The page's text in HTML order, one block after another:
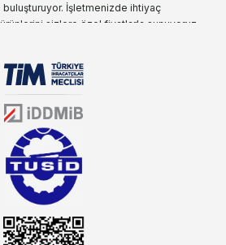
buluşturuyor. İşletmenizde ihtiyaç
sizlere özel fiyatlarla sunuyoruz.
deyince akla gelen ilk adreslerden
da faliyet gösteren mutbex.com,
Öztiryakiler ürünleri üzerinde büyük bir
müşterilerine koşulsuz destek sunan
mutfak malzemeleri konusunda
her zaman üstünde olacaktır.